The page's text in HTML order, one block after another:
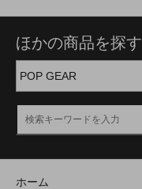
ほかの商品を探す
ホーム